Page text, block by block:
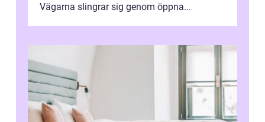
Vägarna slingrar sig genom öppna...